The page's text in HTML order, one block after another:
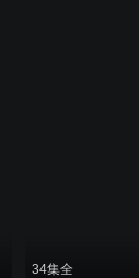
34集全